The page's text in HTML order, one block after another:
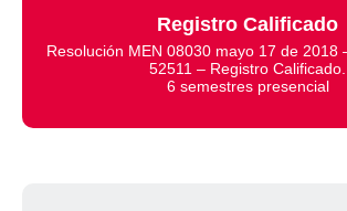
Registro Calificado
Resolución MEN 08030 mayo 17 de 2018
52511 – Registro Calificado.
6 semestres presencial